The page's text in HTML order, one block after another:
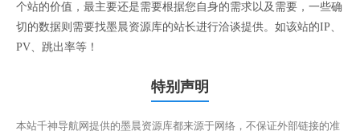
个站的价值，最主要还是需要根据您自身的需求以及需要，一些确
切的数据则需要找墨晨资源库的站长进行洽谈提供。如该站的IP、
PV、跳出率等！
特别声明
本站千神导航网提供的墨晨资源库都来源于网络，不保证外部链接的准